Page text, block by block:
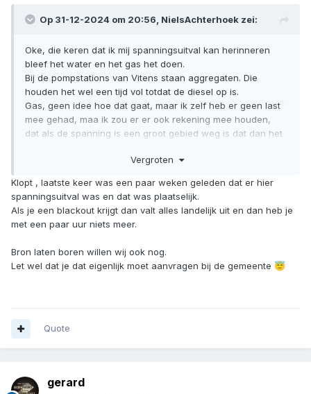
Op 31-12-2024 om 20:56, NielsAchterhoek zei:
Oke, die keren dat ik mij spanningsuitval kan herinneren
bleef het water en het gas het doen.
Bij de pompstations van Vitens staan aggregaten. Die
houden het wel een tijd vol totdat de diesel op is.
Gas, geen idee hoe dat gaat, maar ik zelf heb er geen last
mee gehad, maa ik zou er er ook rekening mee houden,
dat als de spanning is een groot gebied weg is dat dan het
Als je de diepvries dicht blijft dan gaat het best een tijd
Als je op het werk bent, en het duurt nog een paar uur
voordat je thuis bent is dat prima.
Ben je thuis dan zet je een aggregaat aan, wacht tot de
diepvries afslaat, en zet de aggregaat weer een paar uur
Persoonlijk, maar daar gaat het topic niet over wil ik
Vergroten
Klopt , laatste keer was een paar weken geleden dat er hier
spanningsuitval was en dat was plaatselijk.
Als je een blackout krijgt dan valt alles landelijk uit en dan heb je
met een paar uur niets meer.
Bron laten boren willen wij ook nog.
Let wel dat je dat eigenlijk moet aanvragen bij de gemeente 😇
Quote
gerard